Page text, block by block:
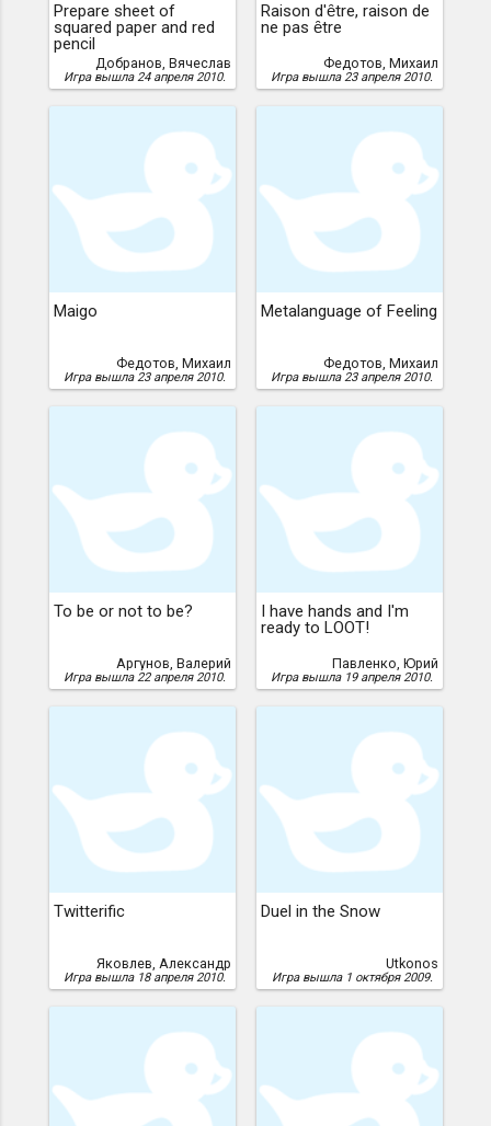
Prepare sheet of
squared paper and red
pencil
Добранов, Вячеслав
Игра вышла 24 апреля 2010.
Raison d'ȇtre, raison de
ne pas ȇtre
Федотов, Михаил
Игра вышла 23 апреля 2010.
Maigo
Федотов, Михаил
Игра вышла 23 апреля 2010.
Metalanguage of Feeling
Федотов, Михаил
Игра вышла 23 апреля 2010.
To be or not to be?
Аргунов, Валерий
Игра вышла 22 апреля 2010.
I have hands and I'm
ready to LOOT!
Павленко, Юрий
Игра вышла 19 апреля 2010.
Twitterific
Яковлев, Александр
Игра вышла 18 апреля 2010.
Duel in the Snow
Utkonos
Игра вышла 1 октября 2009.